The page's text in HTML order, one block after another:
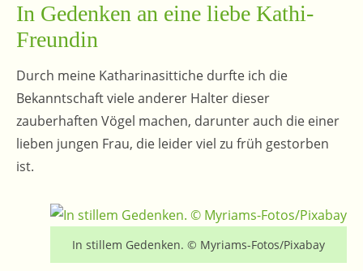
In Gedenken an eine liebe Kathi-
Freundin
Durch meine Katharinasittiche durfte ich die
Bekanntschaft viele anderer Halter dieser
zauberhaften Vögel machen, darunter auch die einer
lieben jungen Frau, die leider viel zu früh gestorben
ist.
In stillem Gedenken. © Myriams-Fotos/Pixabay